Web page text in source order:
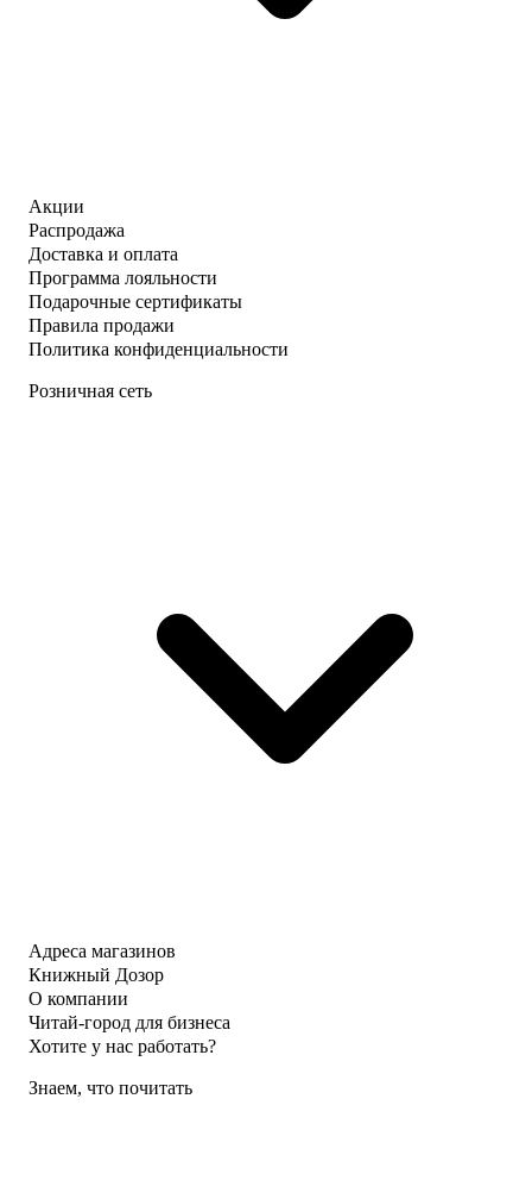
Акции
Распродажа
Доставка и оплата
Программа лояльности
Подарочные сертификаты
Правила продажи
Политика конфиденциальности
Розничная сеть
Адреса магазинов
Книжный Дозор
О компании
Читай-город для бизнеса
Хотите у нас работать?
Знаем, что почитать